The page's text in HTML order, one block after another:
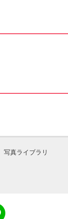
写真ライブラリ